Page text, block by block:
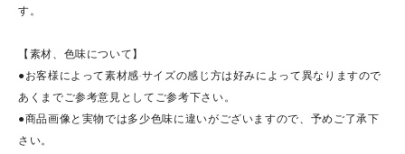
す。
【素材、色味について】
●お客様によって素材感·サイズの感じ方は好みによって異なりますので
あくまでご参考意見としてご参考下さい。
●商品画像と実物では多少色味に違いがございますので、予めご了承下
さい。